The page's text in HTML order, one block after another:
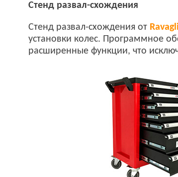
Стенд развал-схождения
Стенд развал-схождения от
установки колес. Программное
расширенные функции, что